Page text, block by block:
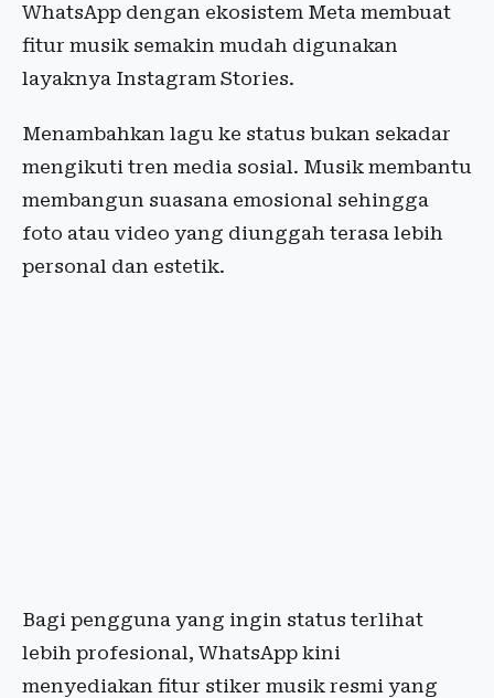
WhatsApp dengan ekosistem Meta membuat
fitur musik semakin mudah digunakan
layaknya Instagram Stories.
Menambahkan lagu ke status bukan sekadar
mengikuti tren media sosial. Musik membantu
membangun suasana emosional sehingga
foto atau video yang diunggah terasa lebih
personal dan estetik.
Bagi pengguna yang ingin status terlihat
lebih profesional, WhatsApp kini
menyediakan fitur stiker musik resmi yang